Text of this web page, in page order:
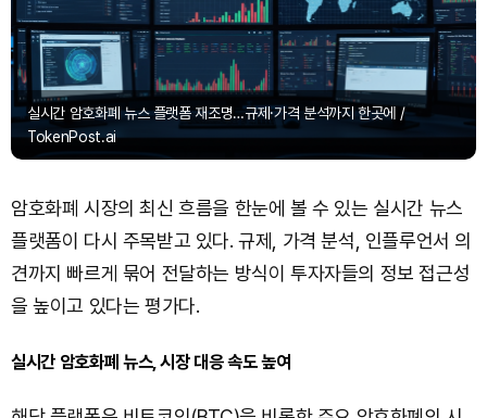
실시간 암호화폐 뉴스 플랫폼 재조명…규제·가격 분석까지 한곳에 /
TokenPost.ai
암호화폐 시장의 최신 흐름을 한눈에 볼 수 있는 실시간 뉴스
플랫폼이 다시 주목받고 있다. 규제, 가격 분석, 인플루언서 의
견까지 빠르게 묶어 전달하는 방식이 투자자들의 정보 접근성
을 높이고 있다는 평가다.
실시간 암호화폐 뉴스, 시장 대응 속도 높여